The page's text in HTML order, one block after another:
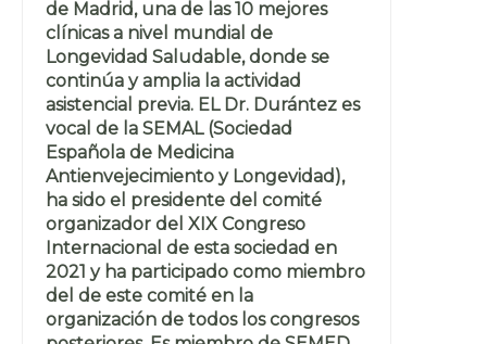
de Madrid, una de las 10 mejores
clínicas a nivel mundial de
Longevidad Saludable, donde se
continúa y amplia la actividad
asistencial previa. EL Dr. Durántez es
vocal de la SEMAL (Sociedad
Española de Medicina
Antienvejecimiento y Longevidad),
ha sido el presidente del comité
organizador del XIX Congreso
Internacional de esta sociedad en
2021 y ha participado como miembro
del de este comité en la
organización de todos los congresos